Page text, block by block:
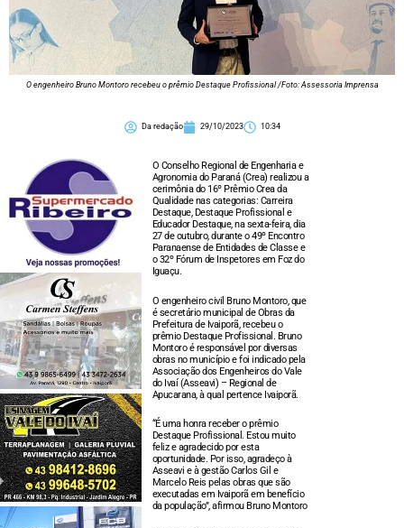
O engenheiro Bruno Montoro recebeu o prêmio Destaque Profissional /Foto: Assessoria Imprensa
Da redação 29/10/2023 10:34
O Conselho Regional de Engenharia e
Agronomia do Paraná (Crea) realizou a
cerimônia do 16º Prêmio Crea da
Qualidade nas categorias: Carreira
Destaque, Destaque Profissional e
Educador Destaque, na sexta-feira, dia
27 de outubro, durante o 49º Encontro
Paranaense de Entidades de Classe e
o 32º Fórum de Inspetores em Foz do
Iguaçu.
O engenheiro civil Bruno Montoro, que
é secretário municipal de Obras da
Prefeitura de Ivaiporã, recebeu o
prêmio Destaque Profissional. Bruno
Montoro é responsável por diversas
obras no município e foi indicado pela
Associação dos Engenheiros do Vale
do Ivaí (Asseavi) – Regional de
Apucarana, à qual pertence Ivaiporã.
“É uma honra receber o prêmio
Destaque Profissional. Estou muito
feliz e agradecido por esta
oportunidade. Por isso, agradeço à
Asseavi e à gestão Carlos Gil e
Marcelo Reis pelas obras que são
executadas em Ivaiporã em benefício
da população”, afirmou Bruno Montoro